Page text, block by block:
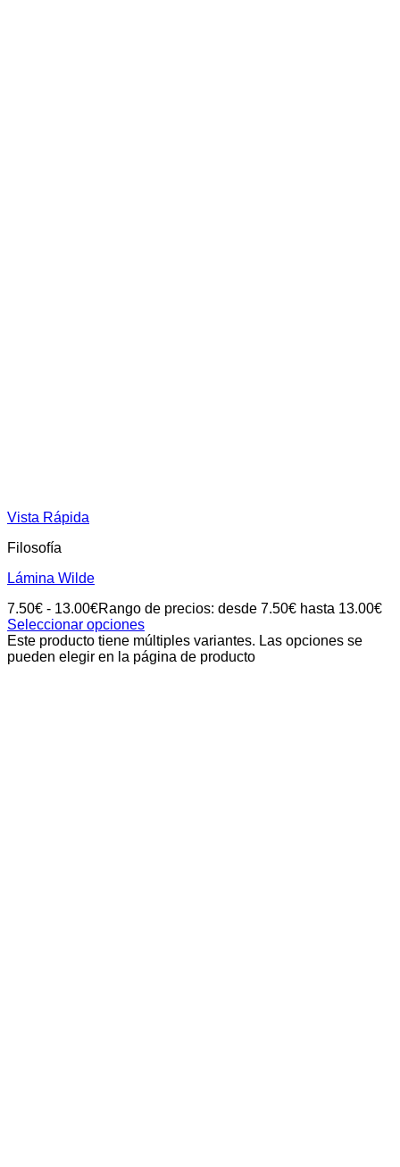
Vista Rápida
Filosofía
Lámina Wilde
7.50€ - 13.00€Rango de precios: desde 7.50€ hasta 13.00€
Seleccionar opciones
Este producto tiene múltiples variantes. Las opciones se
pueden elegir en la página de producto